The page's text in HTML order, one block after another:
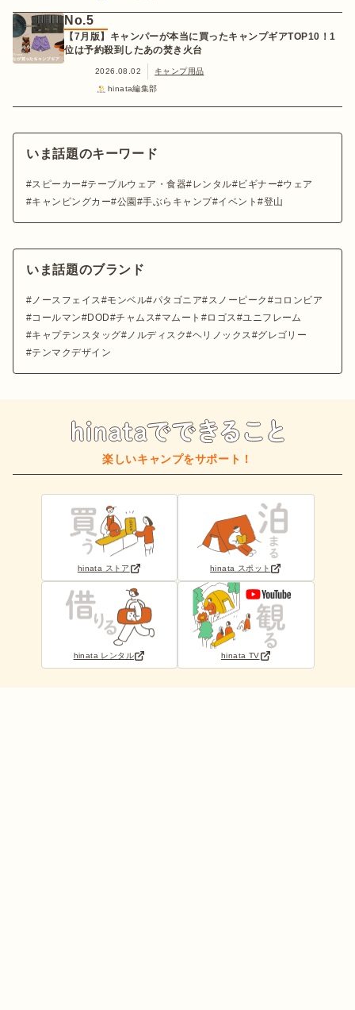
No.5
【7月版】キャンパーが本当に買ったキャンプギアTOP10！1
位は予約殺到したあの焚き火台
2026.08.02
キャンプ用品
hinata編集部
いま話題のキーワード
スピーカー テーブルウェア・食器 レンタル ビギナー
ウェア
キャンピングカー 公園 手ぶらキャンプ イベント 登山
いま話題のブランド
ノースフェイス モンベル パタゴニア スノーピーク
コロンビア
コールマン
DOD チャムス マムート ロゴス
ユニフレーム
キャプテンスタッグ
ノルディスク ヘリノックス
グレゴリー
テンマクデザイン
楽しいキャンプをサポート！
hinata ストア hinata スポット
hinata レンタル hinata TV